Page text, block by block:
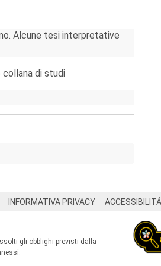
Alcune tesi interpretative
collana di studi
INFORMATIVA PRIVACY ACCESSIBILITÁ
gli obblighi previsti dalla